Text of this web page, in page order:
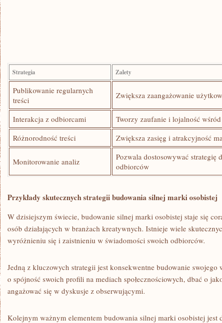
Strategia Zalety
Publikowanie regularnych
treści
Zwiększa zaangażowanie
Interakcja z odbiorcami
Tworzy zaufanie i lojalność‌
Różnorodność ‍treści
Zwiększa zasięg⁤ i ‌atrakcyjność
Monitorowanie ‌analiz
Pozwala dostosowywać ‍strategię
odbiorców
Przykłady skutecznych‍ strategii budowania⁢ silnej marki osobistej
W dzisiejszym świecie, ‍budowanie ⁤silnej marki osobistej staje się
osób działających w branżach kreatywnych. Istnieje wiele
wyróżnieniu się i⁢ zaistnieniu w świadomości⁣ swoich odbiorców.
Jedną⁣ z kluczowych strategii jest⁤ konsekwentne budowanie
‍o⁤ spójność swoich profili na mediach społecznościowych, ⁢dbać o
‍angażować się w ⁤dyskusje z ‍obserwującymi.
Kolejnym ważnym elementem budowania silnej marki⁣ osobistej jest